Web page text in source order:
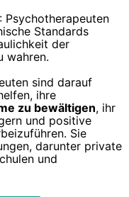
: Psychotherapeuten
Standards
der
wahren.
sind darauf
ihre
zu bewältigen, ihr
und positive
Sie
darunter private
und